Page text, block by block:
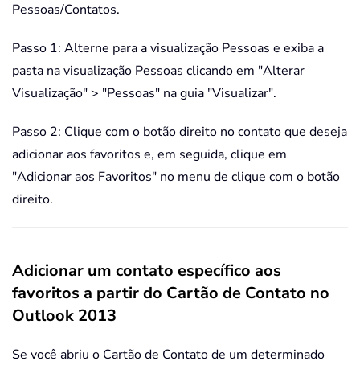
Pessoas/Contatos.
Passo 1: Alterne para a visualização Pessoas e exiba a
pasta na visualização Pessoas clicando em "Alterar
Visualização" > "Pessoas" na guia "Visualizar".
Passo 2: Clique com o botão direito no contato que deseja
adicionar aos favoritos e, em seguida, clique em
"Adicionar aos Favoritos" no menu de clique com o botão
direito.
Adicionar um contato específico aos
favoritos a partir do Cartão de Contato no
Outlook 2013
Se você abriu o Cartão de Contato de um determinado